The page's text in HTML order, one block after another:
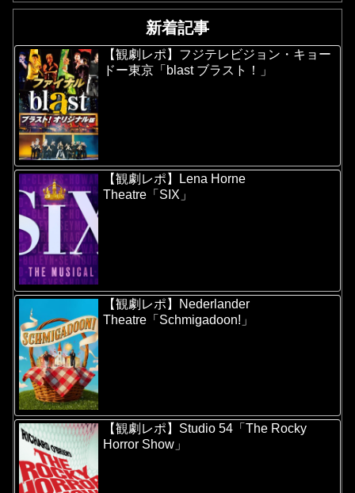
新着記事
【観劇レポ】フジテレビジョン・キョー
ドー東京「blast ブラスト！」
【観劇レポ】Lena Horne
Theatre「SIX」
【観劇レポ】Nederlander
Theatre「Schmigadoon!」
【観劇レポ】Studio 54「The Rocky
Horror Show」